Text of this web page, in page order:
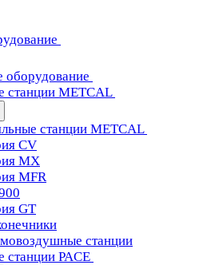
оборудование
станции METCAL
станции METCAL
CV
MX
MFR
GT
станции
станции PACE